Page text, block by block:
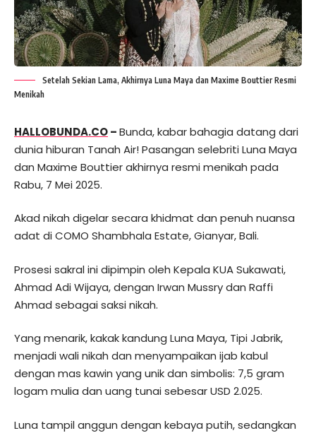
Setelah Sekian Lama, Akhirnya Luna Maya dan Maxime Bouttier Resmi
Menikah
HALLOBUNDA.CO–Bunda, kabar bahagia datang dari
dunia hiburan Tanah Air! Pasangan selebriti Luna Maya
dan Maxime Bouttier akhirnya resmi menikah pada
Rabu, 7 Mei 2025.
Akad nikah digelar secara khidmat dan penuh nuansa
adat di COMO Shambhala Estate, Gianyar, Bali.
Prosesi sakral ini dipimpin oleh Kepala KUA Sukawati,
Ahmad Adi Wijaya, dengan Irwan Mussry dan Raffi
Ahmad sebagai saksi nikah.
Yang menarik, kakak kandung Luna Maya, Tipi Jabrik,
menjadi wali nikah dan menyampaikan ijab kabul
dengan mas kawin yang unik dan simbolis: 7,5 gram
logam mulia dan uang tunai sebesar USD 2.025.
Luna tampil anggun dengan kebaya putih, sedangkan